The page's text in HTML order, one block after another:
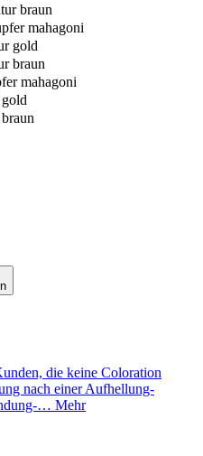
braun
mahagoni
gold
braun
mahagoni
die keine Coloration
nach einer Aufhellung-
… Mehr